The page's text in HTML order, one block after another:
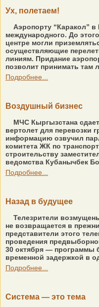
Ух, полетаем!
Аэропорту “Каракол”
международного. До
центре могли
осуществляющие
линиям. Придание
позволит принимать там
Подробнее...
Воздушный бизнес
МЧС Кыргызстана
вертолет для перевозки
информацию озвучил
комитета ЖК по
строительству
ведомства Кубанычбек
Подробнее...
Назад в будущее
Телезрители
не возвращается в
представители этого
проведения
30 октября — программы
временной задержкой в
Подробнее...
Система — это тема